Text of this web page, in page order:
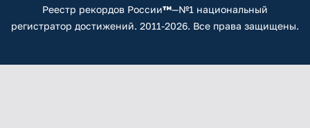
Реестр рекордов России™—№1 национальный
регистратор достижений. 2011-2026. Все права защищены.